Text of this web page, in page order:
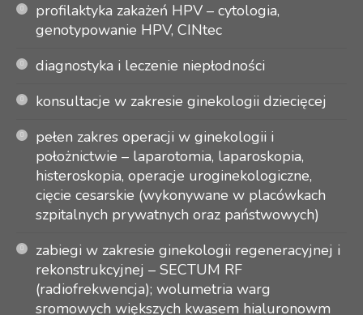
profilaktyka zakażeń HPV – cytologia,
genotypowanie HPV, CINtec
diagnostyka i leczenie niepłodności
konsultacje w zakresie ginekologii dziecięcej
pełen zakres operacji w ginekologii i
położnictwie – laparotomia, laparoskopia,
histeroskopia, operacje uroginekologiczne,
cięcie cesarskie (wykonywane w placówkach
szpitalnych prywatnych oraz państwowych)
zabiegi w zakresie ginekologii regeneracyjnej i
rekonstrukcyjnej – SECTUM RF
(radiofrekwencja); wolumetria warg
sromowych większych kwasem hialuronowm